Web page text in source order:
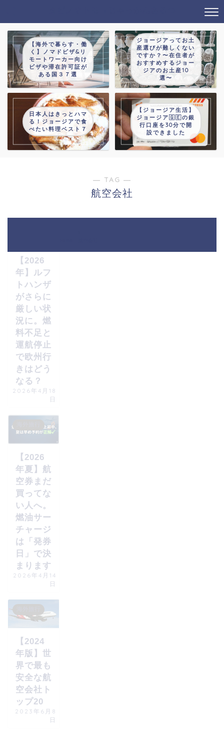
【海外で暮らす・働
く】ノマドビザ&リ
モートワーカー向け
ビザや滞在許可証が
ある国３７選
ジョージアってお土
産選びが難しくない
ですか？〜在住者が
おすすめするジョー
ジアのお土産10
選〜
日本人はきっとハマ
る！ジョージアで食
べたい料理ベスト７
【ジョージア生活】
ジョージア🇬🇪の銀
行口座を30分で開
設できました
― TAG ―
航空会社
【2026
年】ルフ
トハンザ
がさらに
厳しい状
況に。燃
料不足と
運航停止
で欧州行
きはどう
なる？
2026年4月18
日
【2026
年夏】航
空券まだ
買ってな
い人へ。
燃油サー
チャージ
は「発券
日」で決
まります
2026年4月14
日
【2024
年版】世
界で最も
安全な航
空会社ト
ップ20
2023年6月8
日